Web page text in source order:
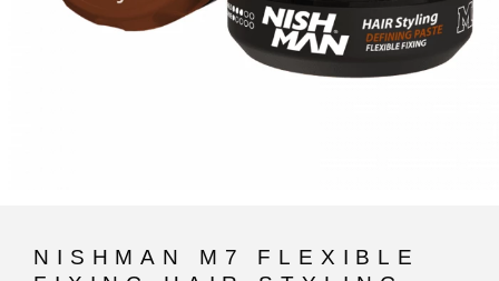
NISHMAN M7 FLEXIBLE